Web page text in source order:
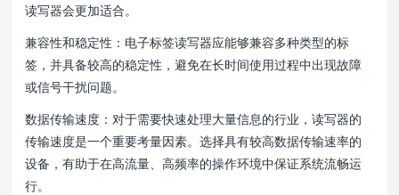
读写器会更加适合。
兼容性和稳定性：电子标签读写器应能够兼容多种类型的标
签，并具备较高的稳定性，避免在长时间使用过程中出现故障
或信号干扰问题。
数据传输速度：对于需要快速处理大量信息的行业，读写器的
传输速度是一个重要考量因素。选择具有较高数据传输速率的
设备，有助于在高流量、高频率的操作环境中保证系统流畅运
行。